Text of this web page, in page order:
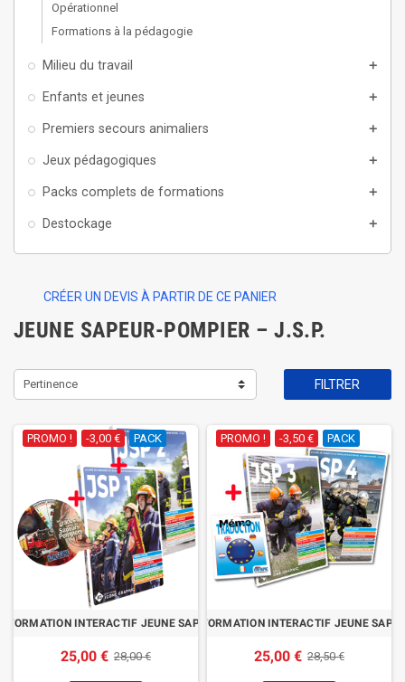
Opérationnel
Formations à la pédagogie
Milieu du travail add
Enfants et jeunes add
Premiers secours animaliers add
Jeux pédagogiques add
Packs complets de formations add
Destockage add
CRÉER UN DEVIS À PARTIR DE CE PANIER
JEUNE SAPEUR-POMPIER – J.S.P.
Pertinence FILTRER
PROMO ! -3,00 € PACK
FORMATION INTERACTIF JEUNE SAPEUR-POMPIER CYCLE 1 & 2
25,00 € 28,00 €
PROMO ! -3,50 € PACK
PACK JSP3 & 4 : LIVRE DE FORMATION INTERACTIF JEUNE
25,00 € 28,50 €